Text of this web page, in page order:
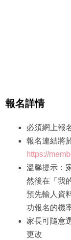
報名詳情
必須網上報
報名連結將
https://
溫馨提示：
然後在「我
預先輸人資
功報名的機
家長可隨意
更改